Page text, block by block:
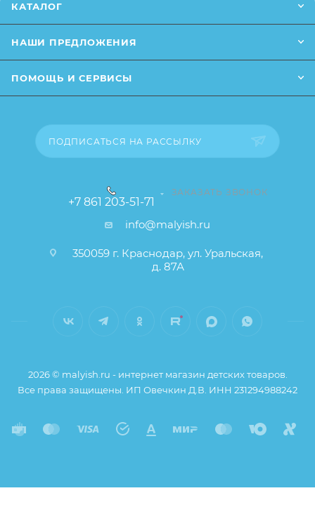
или упаковке и т.д., не влияющие на основные
основные потребительские свойства и иные
остаются без изменений.
КАТАЛОГ
НАШИ ПРЕДЛОЖЕНИЯ
ПОМОЩЬ И СЕРВИСЫ
ПОДПИСАТЬСЯ НА РАССЫЛКУ
+7 861 203-51-71
ЗАКАЗАТЬ ЗВОНОК
info@malyish.ru
350059 г. Краснодар, ул. Уральская,
д. 87А
2026 © malyish.ru - интернет магазин детских товаров.
Все права защищены. ИП Овечкин Д.В. ИНН 231294988242